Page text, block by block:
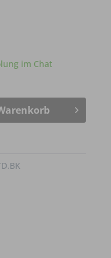
im Chat